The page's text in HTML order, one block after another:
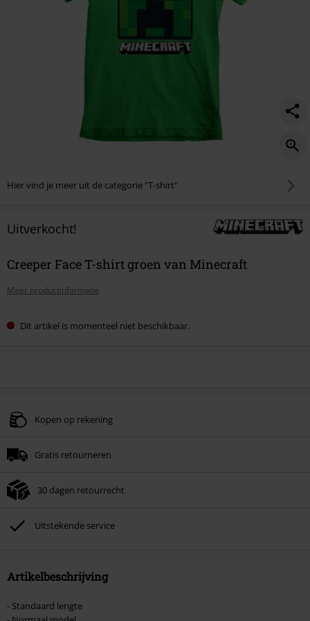
Hier vind je meer uit de categorie "T-shirt"
Uitverkocht!
Creeper Face T-shirt groen van Minecraft
Meer productinformatie
Dit artikel is momenteel niet beschikbaar.
Kopen op rekening
Gratis retourneren
30 dagen retourrecht
Uitstekende service
Artikelbeschrijving
- Standaard lengte